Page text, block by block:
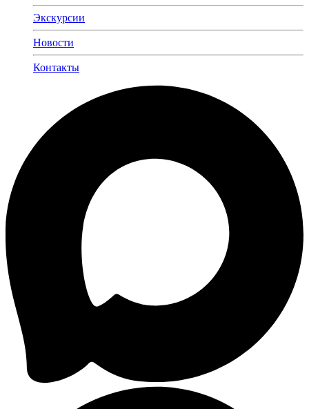
Экскурсии
Новости
Контакты